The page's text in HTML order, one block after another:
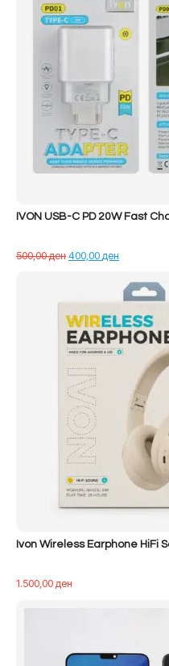
IVON USB-C PD 20W Fast
500,00денÇmimi
400,00ден
tanishëm
është:
Ivon Wireless Earphone HiFi
1.500,00ден